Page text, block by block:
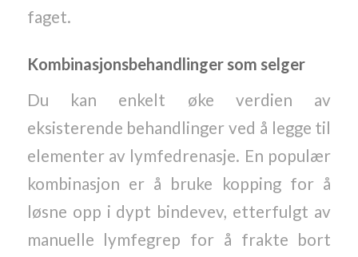
faget.
Kombinasjonsbehandlinger som selger
Du kan enkelt øke verdien av
eksisterende behandlinger ved å legge til
elementer av lymfedrenasje. En populær
kombinasjon er å bruke kopping for å
løsne opp i dypt bindevev, etterfulgt av
manuelle lymfegrep for å frakte bort